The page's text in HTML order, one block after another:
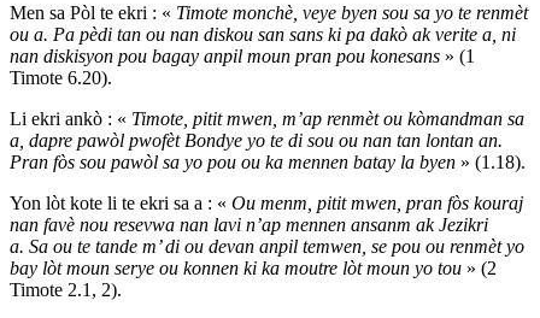
Men sa Pòl te ekri : « Timote monchè, veye byen sou sa yo te renmèt
ou a. Pa pèdi tan ou nan diskou san sans ki pa dakò ak verite a, ni
nan diskisyon pou bagay anpil moun pran pou konesans » (1
Timote 6.20).
Li ekri ankò : « Timote, pitit mwen, m’ap renmèt ou kòmandman sa
a, dapre pawòl pwofèt Bondye yo te di sou ou nan tan lontan an.
Pran fòs sou pawòl sa yo pou ou ka mennen batay la byen » (1.18).
Yon lòt kote li te ekri sa a : « Ou menm, pitit mwen, pran fòs kouraj
nan favè nou resevwa nan lavi n’ap mennen ansanm ak Jezikri
a. Sa ou te tande m’ di ou devan anpil temwen, se pou ou renmèt yo
bay lòt moun serye ou konnen ki ka moutre lòt moun yo tou » (2
Timote 2.1, 2).